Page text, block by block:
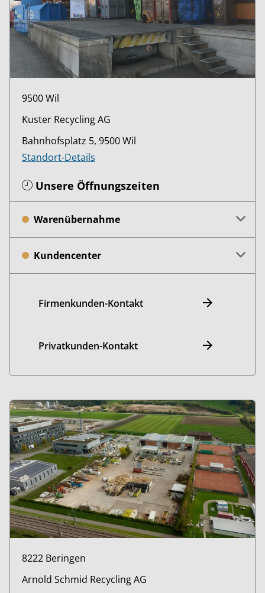
9500 Wil
Kuster Recycling AG
Bahnhofsplatz 5, 9500 Wil
Standort-Details
Unsere Öffnungszeiten
Warenübernahme
Kundencenter
Firmenkunden-Kontakt
Privatkunden-Kontakt
8222 Beringen
Arnold Schmid Recycling AG